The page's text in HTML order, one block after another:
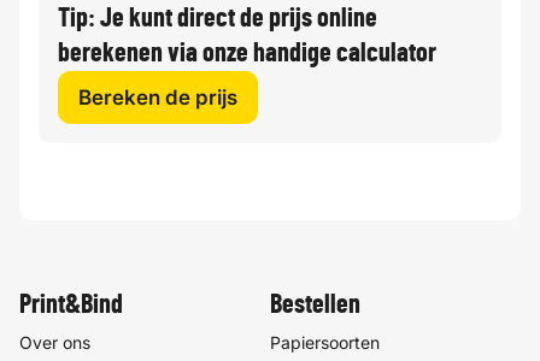
Tip: Je kunt direct de prijs online
berekenen via onze handige calculator
Bereken de prijs
Print&Bind
Over ons
Bestellen
Papiersoorten